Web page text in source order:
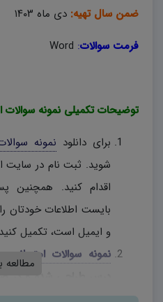
ضمن سال تهیه: دی ماه ۱۴۰۳
فرمت سوالات:
توضیحات تکمیلی نمونه سوالات
برای دانلود نمونه
شوید. ثبت نام در سایت
اقدام کنید. همچنین
بایست اطلاعات خودتان
و ایمیل است، تکمیل
نمونه سوالات امتحانی
مطالعه